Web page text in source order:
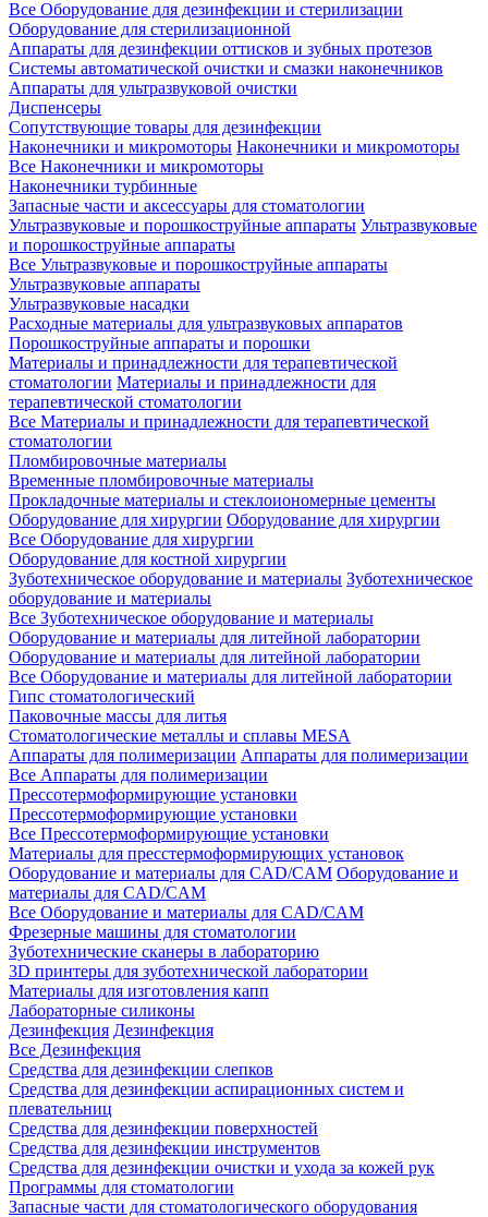
Все Оборудование для дезинфекции и стерилизации
Оборудование для стерилизационной
Аппараты для дезинфекции оттисков и зубных протезов
Системы автоматической очистки и смазки наконечников
Аппараты для ультразвуковой очистки
Диспенсеры
Сопутствующие товары для дезинфекции
Наконечники и микромоторы Наконечники и микромоторы
Все Наконечники и микромоторы
Наконечники турбинные
Запасные части и аксессуары для стоматологии
Ультразвуковые и порошкоструйные аппараты Ультразвуковые
и порошкоструйные аппараты
Все Ультразвуковые и порошкоструйные аппараты
Ультразвуковые аппараты
Ультразвуковые насадки
Расходные материалы для ультразвуковых аппаратов
Порошкоструйные аппараты и порошки
Материалы и принадлежности для терапевтической
стоматологии Материалы и принадлежности для
терапевтической стоматологии
Все Материалы и принадлежности для терапевтической
стоматологии
Пломбировочные материалы
Временные пломбировочные материалы
Прокладочные материалы и стеклоиономерные цементы
Оборудование для хирургии Оборудование для хирургии
Все Оборудование для хирургии
Оборудование для костной хирургии
Зуботехническое оборудование и материалы Зуботехническое
оборудование и материалы
Все Зуботехническое оборудование и материалы
Оборудование и материалы для литейной лаборатории
Оборудование и материалы для литейной лаборатории
Все Оборудование и материалы для литейной лаборатории
Гипс стоматологический
Паковочные массы для литья
Стоматологические металлы и сплавы MESA
Аппараты для полимеризации Аппараты для полимеризации
Все Аппараты для полимеризации
Прессотермоформирующие установки
Прессотермоформирующие установки
Все Прессотермоформирующие установки
Материалы для пресстермоформирующих установок
Оборудование и материалы для CAD/CAM Оборудование и
материалы для CAD/CAM
Все Оборудование и материалы для CAD/CAM
Фрезерные машины для стоматологии
Зуботехнические сканеры в лабораторию
3D принтеры для зуботехнической лаборатории
Материалы для изготовления капп
Лабораторные силиконы
Дезинфекция Дезинфекция
Все Дезинфекция
Средства для дезинфекции слепков
Средства для дезинфекции аспирационных систем и
плевательниц
Средства для дезинфекции поверхностей
Средства для дезинфекции инструментов
Средства для дезинфекции очистки и ухода за кожей рук
Программы для стоматологии
Запасные части для стоматологического оборудования